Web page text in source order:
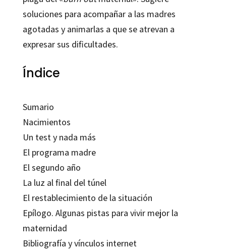
soluciones para acompañar a las madres
agotadas y animarlas a que se atrevan a
expresar sus dificultades.
Índice
Sumario
Nacimientos
Un test y nada más
El programa madre
El segundo año
La luz al final del túnel
El restablecimiento de la situación
Epílogo. Algunas pistas para vivir mejor la
maternidad
Bibliografía y vínculos internet